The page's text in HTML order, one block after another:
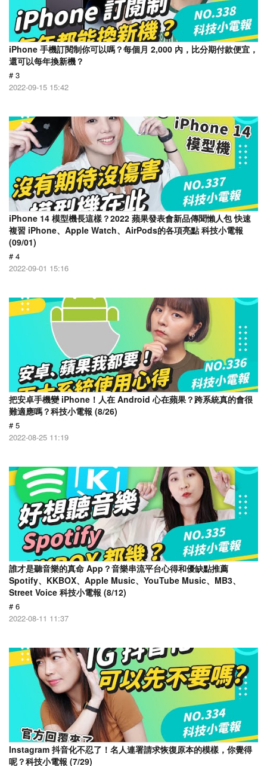
iPhone 手機訂閱制你可以嗎？每個月 2,000 內，比分期付款便宜，
還可以每年換新機？
# 3
2022-09-15 15:42
iPhone 14 模型機長這樣？2022 蘋果發表會新品傳聞懶人包 快速
複習 iPhone、Apple Watch、AirPods的各項亮點 科技小電報
(09/01)
# 4
2022-09-01 15:16
把安卓手機變 iPhone！人在 Android 心在蘋果？跨系統真的會很
難適應嗎？科技小電報 (8/26)
# 5
2022-08-25 11:19
誰才是聽音樂的真命 App？音樂串流平台心得和優缺點推薦
Spotify、KKBOX、Apple Music、YouTube Music、MB3、
Street Voice 科技小電報 (8/12)
# 6
2022-08-11 11:37
Instagram 抖音化不忍了！名人連署請求恢復原本的模樣，你覺得
呢？科技小電報 (7/29)